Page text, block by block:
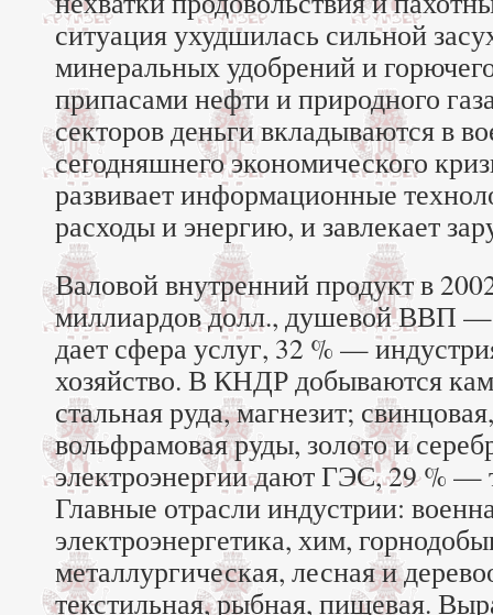
ситуация ухудшилась сильной
минеральных удобрений и
припасами нефти и природного
секторов деньги вкладываются в
сегодняшнего экономического
развивает информационные
расходы и энергию, и завлекает
Валовой внутренний продукт в
миллиардов долл., душевой ВВП
дает сфера услуг, 32 % —
хозяйство. В КНДР добываются
стальная руда, магнезит;
вольфрамовая руды, золото и
электроэнергии дают ГЭС, 29 % —
Главные отрасли индустрии:
электроэнергетика, хим,
металлургическая, лесная и
текстильная, рыбная, пищевая.